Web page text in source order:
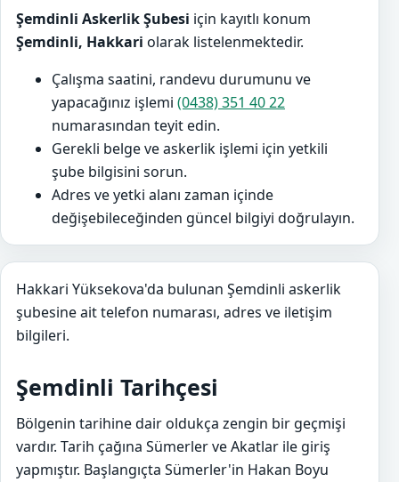
Şemdinli Askerlik Şubesi için kayıtlı konum
Şemdinli, Hakkari olarak listelenmektedir.
Çalışma saatini, randevu durumunu ve
yapacağınız işlemi (0438) 351 40 22
numarasından teyit edin.
Gerekli belge ve askerlik işlemi için yetkili
şube bilgisini sorun.
Adres ve yetki alanı zaman içinde
değişebileceğinden güncel bilgiyi doğrulayın.
Hakkari Yüksekova'da bulunan Şemdinli askerlik
şubesine ait telefon numarası, adres ve iletişim
bilgileri.
Şemdinli Tarihçesi
Bölgenin tarihine dair oldukça zengin bir geçmişi
vardır. Tarih çağına Sümerler ve Akatlar ile giriş
yapmıştır. Başlangıçta Sümerler'in Hakan Boyu